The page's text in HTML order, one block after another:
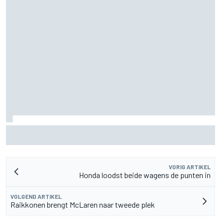
VORIG ARTIKEL
Honda loodst beide wagens de punten in
VOLGEND ARTIKEL
Raikkonen brengt McLaren naar tweede plek